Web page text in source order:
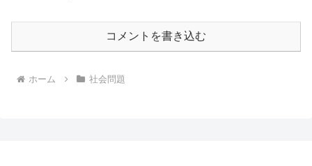
コメントを書き込む
ホーム 社会問題